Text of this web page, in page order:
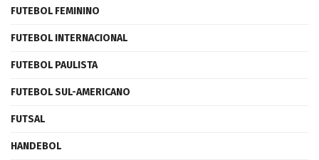
FUTEBOL FEMININO
FUTEBOL INTERNACIONAL
FUTEBOL PAULISTA
FUTEBOL SUL-AMERICANO
FUTSAL
HANDEBOL